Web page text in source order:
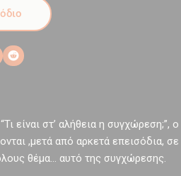
είναι στ’ αλήθεια η συγχώρεση;”, ο
,μετά από αρκετά επεισόδια, σε
θέμα… αυτό της συγχώρεσης.